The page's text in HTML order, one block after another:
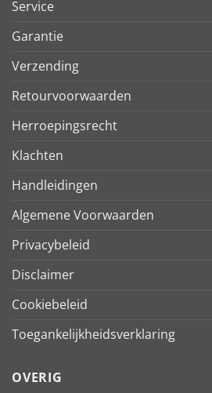
Service
Garantie
Verzending
Retourvoorwaarden
Herroepingsrecht
Klachten
Handleidingen
Algemene Voorwaarden
Privacybeleid
Disclaimer
Cookiebeleid
Toegankelijkheidsverklaring
OVERIG